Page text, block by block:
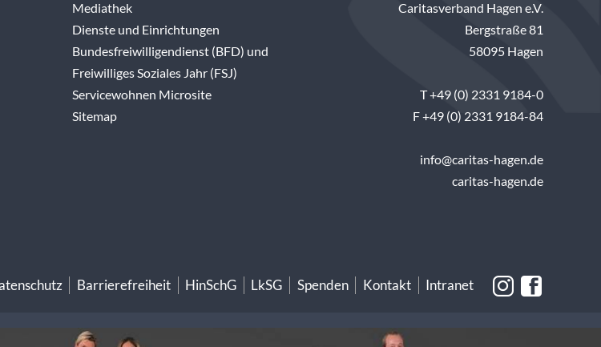
Mediathek
Dienste und Einrichtungen
Bundesfreiwilligendienst (BFD) und
Freiwilliges Soziales Jahr (FSJ)
Servicewohnen Microsite
Sitemap
Caritasverband Hagen e.V.
Bergstraße 81
58095 Hagen
T +49 (0) 2331 9184-0
F +49 (0) 2331 9184-84
info@caritas-hagen.de
caritas-hagen.de
Barrierefreiheit HinSchG LkSG Spenden Kontakt Intranet